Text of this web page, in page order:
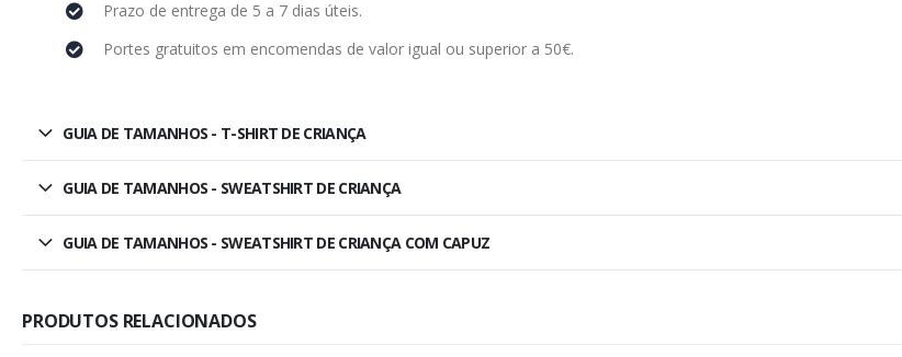
Prazo de entrega de 5 a 7 dias úteis.
Portes gratuitos em encomendas de valor igual ou superior a 50€.
GUIA DE TAMANHOS - T-SHIRT DE CRIANÇA
GUIA DE TAMANHOS - SWEATSHIRT DE CRIANÇA
GUIA DE TAMANHOS - SWEATSHIRT DE CRIANÇA COM CAPUZ
PRODUTOS RELACIONADOS